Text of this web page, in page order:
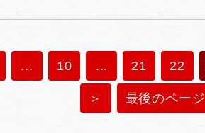
... 10 ... 21 22
＞ 最後のページ